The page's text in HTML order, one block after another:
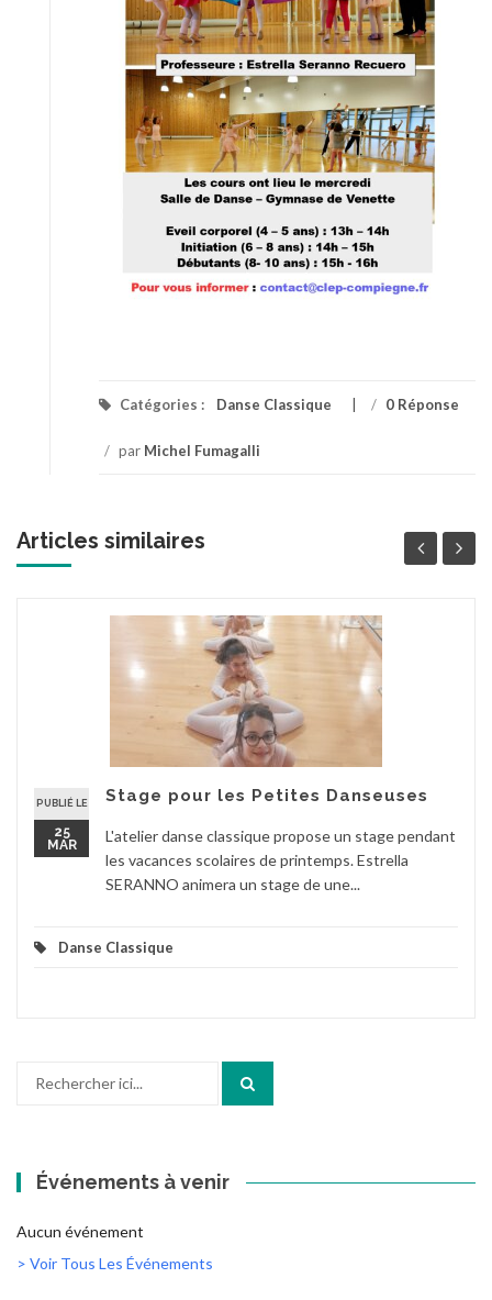
Catégories : Danse Classique / 0 Réponse
/ par Michel Fumagalli
Articles similaires
PUBLIÉ LE
25
MAR
Stage pour les Petites Danseuses
L'atelier danse classique propose un stage pendant
les vacances scolaires de printemps. Estrella
SERANNO animera un stage de une...
Danse Classique
Événements à venir
Aucun événement
> Voir Tous Les Événements